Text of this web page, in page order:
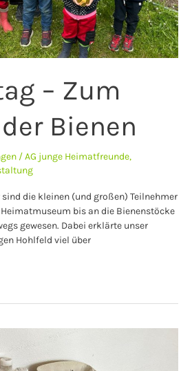
– Zum
Bienen
/AG junge Heimatfreunde,
die kleinen (und großen) Teilnehmer
bis an die Bienenstöcke
gewesen. Dabei erklärte unser
Hohlfeld viel über